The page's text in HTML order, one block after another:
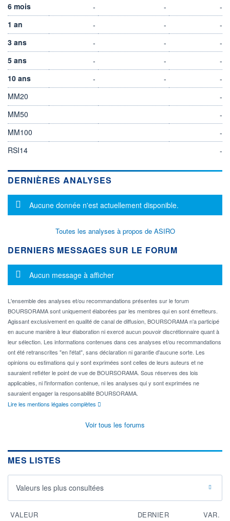
6 mois
- -
-
1 an
- -
-
3 ans
- -
-
5 ans
- -
-
10 ans
- -
-
MM20
-
MM50
-
MM100
-
RSI14
-
DERNIÈRES ANALYSES
Message d'information
Aucune donnée n'est actuellement disponible.
Toutes les analyses à propos de ASIRO
DERNIERS MESSAGES SUR LE FORUM
Message d'information
Aucun message à afficher
L'ensemble des analyses et/ou recommandations présentes sur le forum
BOURSORAMA sont uniquement élaborées par les membres qui en sont émetteurs.
Agissant exclusivement en qualité de canal de diffusion, BOURSORAMA n'a participé
en aucune manière à leur élaboration ni exercé aucun pouvoir discrétionnaire quant à
leur sélection. Les informations contenues dans ces analyses et/ou recommandations
ont été retranscrites "en l'état", sans déclaration ni garantie d'aucune sorte. Les
opinions ou estimations qui y sont exprimées sont celles de leurs auteurs et ne
sauraient refléter le point de vue de BOURSORAMA. Sous réserves des lois
applicables, ni l'information contenue, ni les analyses qui y sont exprimées ne
sauraient engager la responsabilité BOURSORAMA.
Lire les mentions légales complètes
Voir tous les forums
MES LISTES
Valeurs les plus consultées
VALEUR DERNIER VAR.